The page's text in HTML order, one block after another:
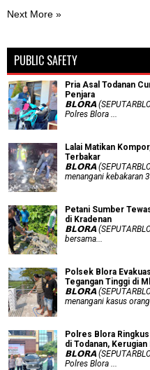
Next More »
PUBLIC SAFETY
Pria Asal Todanan
Penjara
𝗕𝗟𝗢𝗥𝗔
Polres Blora ...
Lalai Matikan
Terbakar
𝗕𝗟𝗢𝗥𝗔
menangani kebakaran
Petani Sumber
di Kradenan
𝗕𝗟𝗢𝗥𝗔
bersama...
Polsek Blora
Tegangan Tinggi di
𝗕𝗟𝗢𝗥𝗔
menangani kasus
Polres Blora
di Todanan,
𝗕𝗟𝗢𝗥𝗔
Polres Blora ...